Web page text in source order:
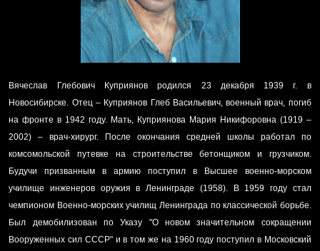
Вячеслав Глебович Куприяновродился 23 декабря 1939 г. в
Новосибирске. Отец – Куприянов Глеб Васильевич, военный врач, погиб
на фронте в 1942 году. Мать, Куприянова Мария Никифоровна(1919 –
2002) – врач-хирург. После окончания средней школы работал по
комсомольской путевке на строительстве бетонщиком и грузчиком.
Будучи призванным в армию поступил в
Высшее военно-морском
училище инженеров оружия в Ленинграде (1958). В 1959 году стал
чемпионом Военно-морских училищ Ленинграда по классической борьбе.
Был демобилизован по Указу "О новом значительном сокращении
Вооруженных сил СССР" и в том же на 1960 году поступил в Московский